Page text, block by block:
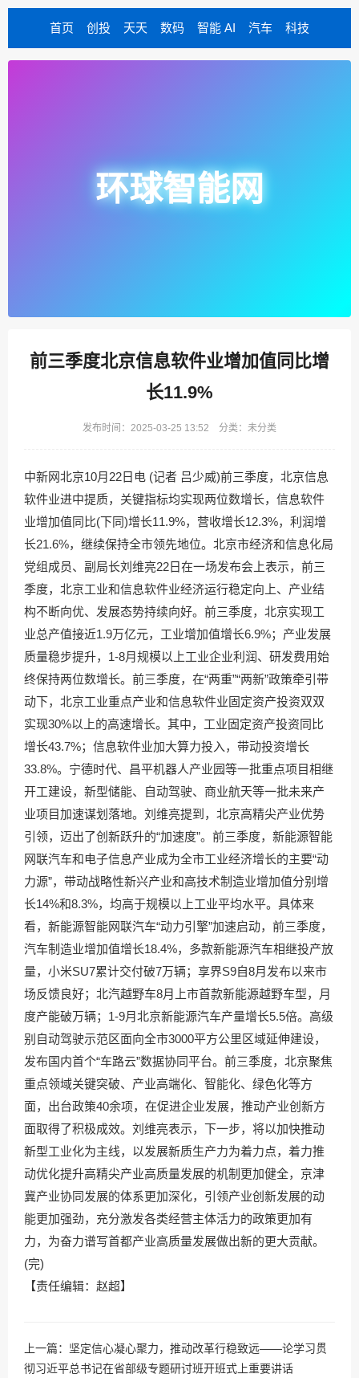
首页 创投 天天 数码 智能 AI 汽车 科技
环球智能网
前三季度北京信息软件业增加值同比增
长11.9%
发布时间：2025-03-25 13:52 分类：未分类
中新网北京10月22日电 (记者 吕少威)前三季度，北京信息
软件业进中提质，关键指标均实现两位数增长，信息软件
业增加值同比(下同)增长11.9%，营收增长12.3%，利润增
长21.6%，继续保持全市领先地位。北京市经济和信息化局
党组成员、副局长刘维亮22日在一场发布会上表示，前三
季度，北京工业和信息软件业经济运行稳定向上、产业结
构不断向优、发展态势持续向好。前三季度，北京实现工
业总产值接近1.9万亿元，工业增加值增长6.9%；产业发展
质量稳步提升，1-8月规模以上工业企业利润、研发费用始
终保持两位数增长。前三季度，在“两重”“两新”政策牵引带
动下，北京工业重点产业和信息软件业固定资产投资双双
实现30%以上的高速增长。其中，工业固定资产投资同比
增长43.7%；信息软件业加大算力投入，带动投资增长
33.8%。宁德时代、昌平机器人产业园等一批重点项目相继
开工建设，新型储能、自动驾驶、商业航天等一批未来产
业项目加速谋划落地。刘维亮提到，北京高精尖产业优势
引领，迈出了创新跃升的“加速度”。前三季度，新能源智能
网联汽车和电子信息产业成为全市工业经济增长的主要“动
力源”，带动战略性新兴产业和高技术制造业增加值分别增
长14%和8.3%，均高于规模以上工业平均水平。具体来
看，新能源智能网联汽车“动力引擎”加速启动，前三季度，
汽车制造业增加值增长18.4%，多款新能源汽车相继投产放
量，小米SU7累计交付破7万辆；享界S9自8月发布以来市
场反馈良好；北汽越野车8月上市首款新能源越野车型，月
度产能破万辆；1-9月北京新能源汽车产量增长5.5倍。高级
别自动驾驶示范区面向全市3000平方公里区域延伸建设，
发布国内首个“车路云”数据协同平台。前三季度，北京聚焦
重点领域关键突破、产业高端化、智能化、绿色化等方
面，出台政策40余项，在促进企业发展，推动产业创新方
面取得了积极成效。刘维亮表示，下一步，将以加快推动
新型工业化为主线，以发展新质生产力为着力点，着力推
动优化提升高精尖产业高质量发展的机制更加健全，京津
冀产业协同发展的体系更加深化，引领产业创新发展的动
能更加强劲，充分激发各类经营主体活力的政策更加有
力，为奋力谱写首都产业高质量发展做出新的更大贡献。
(完)
【责任编辑：赵超】
上一篇： 坚定信心凝心聚力，推动改革行稳致远——论学习贯
彻习近平总书记在省部级专题研讨班开班式上重要讲话